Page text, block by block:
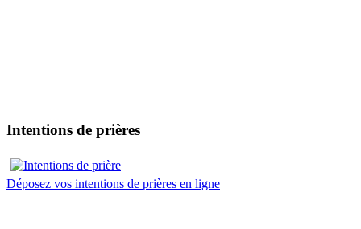
Intentions de prières
Déposez vos intentions de prières en ligne